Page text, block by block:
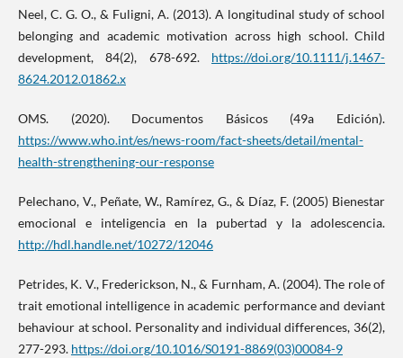
Neel, C. G. O., & Fuligni, A. (2013). A longitudinal study of school
belonging and academic motivation across high school. Child
development, 84(2), 678-692. https://doi.org/10.1111/j.1467-
8624.2012.01862.x
OMS. (2020). Documentos Básicos (49a Edición).
https://www.who.int/es/news-room/fact-sheets/detail/mental-
health-strengthening-our-response
Pelechano, V., Peñate, W., Ramírez, G., & Díaz, F. (2005) Bienestar
emocional e inteligencia en la pubertad y la adolescencia.
http://hdl.handle.net/10272/12046
Petrides, K. V., Frederickson, N., & Furnham, A. (2004). The role of
trait emotional intelligence in academic performance and deviant
behaviour at school. Personality and individual differences, 36(2),
277-293. https://doi.org/10.1016/S0191-8869(03)00084-9